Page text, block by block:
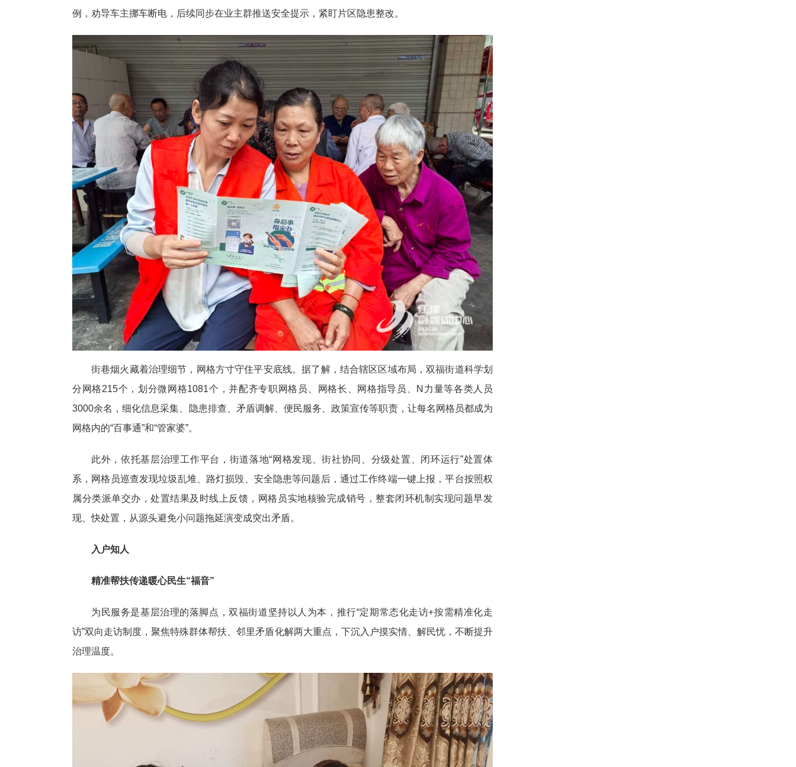
例，劝导车主挪车断电，后续同步在业主群推送安全提示，紧盯片区隐患整改。
街巷烟火藏着治理细节，网格方寸守住平安底线。据了解，结合辖区区域布局，双福街道科学划
分网格215个，划分微网格1081个，并配齐专职网格员、网格长、网格指导员、N力量等各类人员
3000余名，细化信息采集、隐患排查、矛盾调解、便民服务、政策宣传等职责，让每名网格员都成为
网格内的“百事通”和“管家婆”。
此外，依托基层治理工作平台，街道落地“网格发现、街社协同、分级处置、闭环运行”处置体
系，网格员巡查发现垃圾乱堆、路灯损毁、安全隐患等问题后，通过工作终端一键上报，平台按照权
属分类派单交办，处置结果及时线上反馈，网格员实地核验完成销号，整套闭环机制实现问题早发
现、快处置，从源头避免小问题拖延演变成突出矛盾。
入户知人
精准帮扶传递暖心民生“福音”
为民服务是基层治理的落脚点，双福街道坚持以人为本，推行“定期常态化走访+按需精准化走
访”双向走访制度，聚焦特殊群体帮扶、邻里矛盾化解两大重点，下沉入户摸实情、解民忧，不断提升
治理温度。